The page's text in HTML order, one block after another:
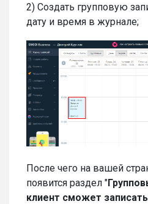
2) Создать групповую
дату и время в журнале;
После чего на вашей
появится раздел "
клиент сможет